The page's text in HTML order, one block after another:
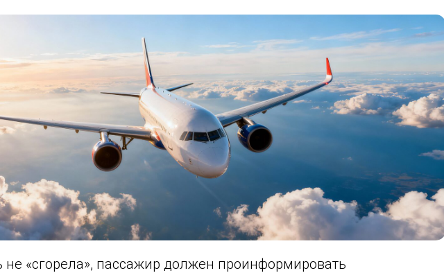
не «сгорела», пассажир должен проинформировать